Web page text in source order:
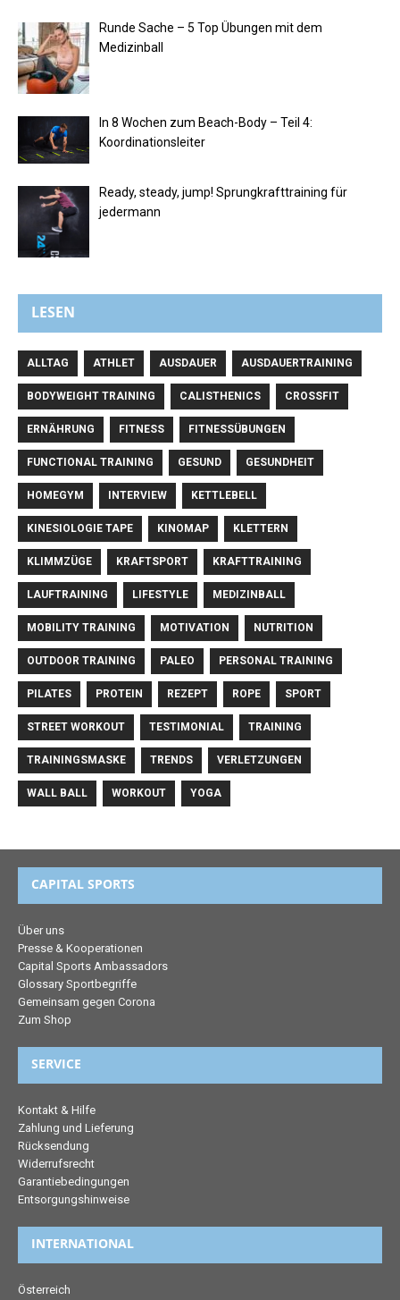
Runde Sache – 5 Top Übungen mit dem
Medizinball
In 8 Wochen zum Beach-Body – Teil 4:
Koordinationsleiter
Ready, steady, jump! Sprungkrafttraining für
jedermann
LESEN
ALLTAG ATHLET AUSDAUER AUSDAUERTRAINING
BODYWEIGHT TRAINING CALISTHENICS CROSSFIT
ERNÄHRUNG FITNESS FITNESSÜBUNGEN
FUNCTIONAL TRAINING GESUND GESUNDHEIT
HOMEGYM INTERVIEW KETTLEBELL
KINESIOLOGIE TAPE KINOMAP KLETTERN
KLIMMZÜGE KRAFTSPORT KRAFTTRAINING
LAUFTRAINING LIFESTYLE MEDIZINBALL
MOBILITY TRAINING MOTIVATION NUTRITION
OUTDOOR TRAINING PALEO PERSONAL TRAINING
PILATES PROTEIN REZEPT ROPE SPORT
STREET WORKOUT TESTIMONIAL TRAINING
TRAININGSMASKE TRENDS VERLETZUNGEN
WALL BALL WORKOUT YOGA
CAPITAL SPORTS
Über uns
Presse & Kooperationen
Capital Sports Ambassadors
Glossary Sportbegriffe
Gemeinsam gegen Corona
Zum Shop
SERVICE
Kontakt & Hilfe
Zahlung und Lieferung
Rücksendung
Widerrufsrecht
Garantiebedingungen
Entsorgungshinweise
INTERNATIONAL
Österreich